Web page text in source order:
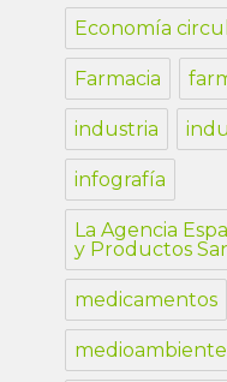
Economía
Farmacia
industria
infografía
La Agencia
y Productos
medicamentos
medioambiente